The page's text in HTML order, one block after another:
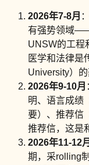
2026年7-8月
有强势领域——
UNSW的工程
医学和法律是
University）的
2026年9-10月
明、语言成绩
要）、推荐信
推荐信，这是
2026年11-12月
期，采rolling